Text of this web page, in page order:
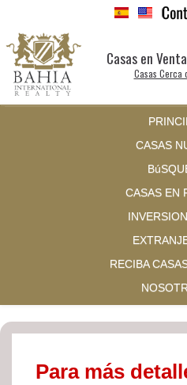
Casas en
Casas Cerca
CASAS
CASAS EN
RECIBA
Para más